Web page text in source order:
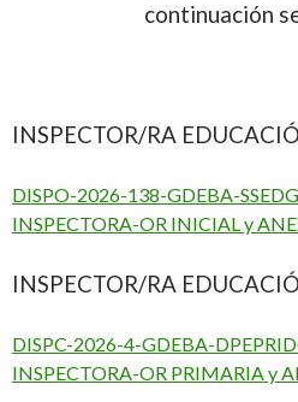
continuación
INSPECTOR/RA
DISPO-2026-138-GDEBA-
INSPECTORA-OR INICIAL y
INSPECTOR/RA
DISPC-2026-4-GDEBA-
INSPECTORA-OR PRIMARIA y